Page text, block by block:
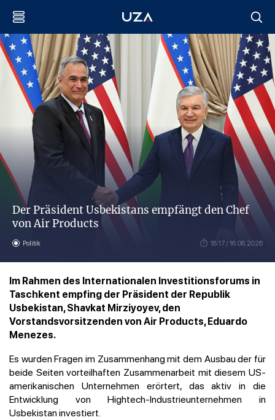
Der Präsident Usbekistans empfängt den Chef
von Air Products
Politik 18:17 / 16.06.2026
Im Rahmen des Internationalen Investitionsforums in
Taschkent empfing der Präsident der Republik
Usbekistan, Shavkat Mirziyoyev, den
Vorstandsvorsitzenden von Air Products, Eduardo
Menezes.
Es wurden Fragen im Zusammenhang mit dem Ausbau der für
beide Seiten vorteilhaften Zusammenarbeit mit diesem US-
amerikanischen Unternehmen erörtert, das aktiv in die
Entwicklung von Hightech-Industrieunternehmen in
Usbekistan investiert.